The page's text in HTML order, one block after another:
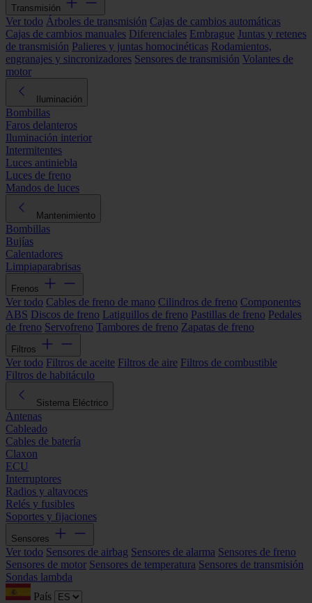
Transmisión
Ver todo Árboles de transmisión Cajas de cambios automáticas
Cajas de cambios manuales Diferenciales Embrague Juntas y retenes
de transmisión Palieres y juntas homocinéticas Rodamientos,
engranajes y sincronizadores Sensores de transmisión Volantes de
motor
Iluminación
Bombillas
Faros delanteros
Iluminación interior
Intermitentes
Luces antiniebla
Luces de freno
Mandos de luces
Mantenimiento
Bombillas
Bujías
Calentadores
Limpiaparabrisas
Frenos
Ver todo Cables de freno de mano Cilindros de freno Componentes
ABS Discos de freno Latiguillos de freno Pastillas de freno Pedales
de freno Servofreno Tambores de freno Zapatas de freno
Filtros
Ver todo Filtros de aceite Filtros de aire Filtros de combustible
Filtros de habitáculo
Sistema Eléctrico
Antenas
Cableado
Cables de batería
Claxon
ECU
Interruptores
Radios y altavoces
Relés y fusibles
Soportes y fijaciones
Sensores
Ver todo Sensores de airbag Sensores de alarma Sensores de freno
Sensores de motor Sensores de temperatura Sensores de transmisión
Sondas lambda
País